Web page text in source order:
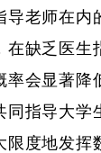
导老师在内
在缺乏医生
率会显著降
同指导大学
限度地发挥